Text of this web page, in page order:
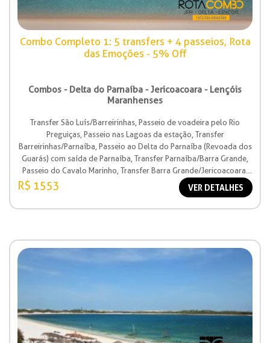
Combo Completo 1: 5 transfers + 4 passeios, Rota
das Emoções - 5% Off
Combos - Delta do Parnaíba - Jericoacoara - Lençóis
Maranhenses
Transfer São Luís/Barreirinhas, Passeio de voadeira pelo Rio
Preguiças, Passeio nas Lagoas da estação, Transfer
Barreirinhas/Parnaíba, Passeio ao Delta do Parnaíba (Revoada dos
Guarás) com saída de Parnaíba, Transfer Parnaíba/Barra Grande,
Passeio do Cavalo Marinho, Transfer Barra Grande/Jericoacoara,
Transfer Jericoacoara/Fortaleza.
R$ 1553 VER DETALHES